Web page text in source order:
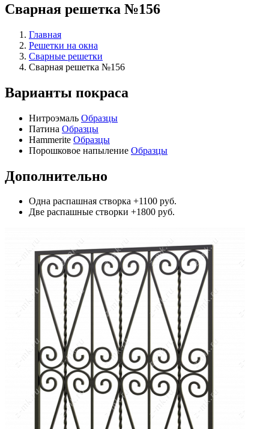
Сварная решетка №156
Главная
Решетки на окна
Сварные решетки
Сварная решетка №156
Варианты покраса
Нитроэмаль Образцы
Патина Образцы
Hammerite Образцы
Порошковое напыление Образцы
Дополнительно
Одна распашная створка +1100 руб.
Две распашные створки +1800 руб.